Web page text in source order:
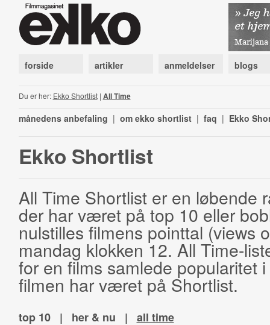
forside artikler anmeldelser blogs
Du er her: Ekko Shortlist| All Time
månedens anbefaling | om ekko shortlist | faq | Ekko
Ekko Shortlist
All Time Shortlist er en løbende
der har været på top 10 eller
nulstilles filmens pointtal (views
mandag klokken 12. All Time-
for en films samlede popularitet
filmen har været på Shortlist.
top 10 | her & nu | all time